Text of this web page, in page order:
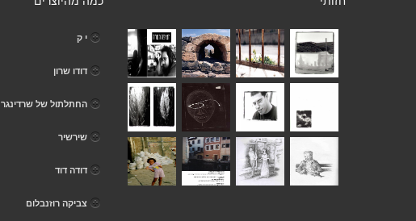
י ק
דודו שרון
החתלתול של שרדינגר
שירשיר
דודה דוד
צביקה רוזנבלום